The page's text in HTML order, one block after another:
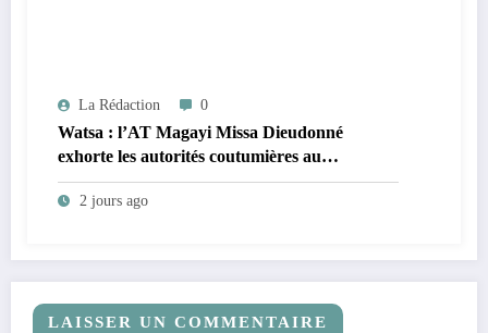
La Rédaction 0
Watsa : l’AT Magayi Missa Dieudonné
exhorte les autorités coutumières au
recensement et à l’identification de la
population en vue de renforcer la
2 jours ago
LAISSER UN COMMENTAIRE